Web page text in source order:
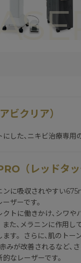
ビクリア）
した､ニキビ治療専用
（レッドタッ
ンに吸収されやすい
ザーです。
クトに働きかけ､シワや
た､メラニンに作用し
す。さらに､肌のトー
みが改善されるなど､
なレーザーです。